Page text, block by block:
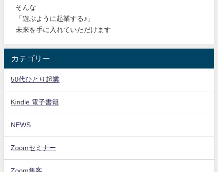
そんな
「遊ぶように起業する♪」
未来を手に入れていただけます
カテゴリー
50代ひとり起業
Kindle 電子書籍
NEWS
Zoomセミナー